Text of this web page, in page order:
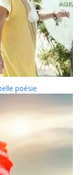
poésie